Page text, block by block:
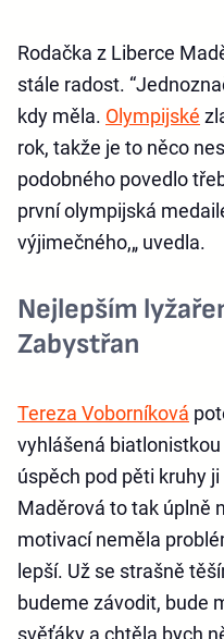
Rodačka z Liberce
stále radost.
kdy měla. Olympijské
rok, takže je to něco
podobného povedlo
první olympijská
výjimečného,„ uvedla.
Nejlepším
Zabystřan
Tereza Voborníková
vyhlášená
úspěch pod pěti kruhy
Maděrová to tak úplně
motivací neměla
lepší. Už se strašně
budeme závodit, bude
svěťáky a chtěla bych